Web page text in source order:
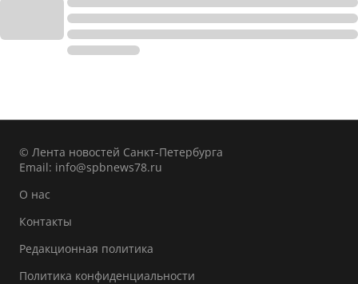
© Лента новостей Санкт-Петербурга
Email: info@spbnews78.ru
О нас
Контакты
Редакционная политика
Политика конфиденциальности